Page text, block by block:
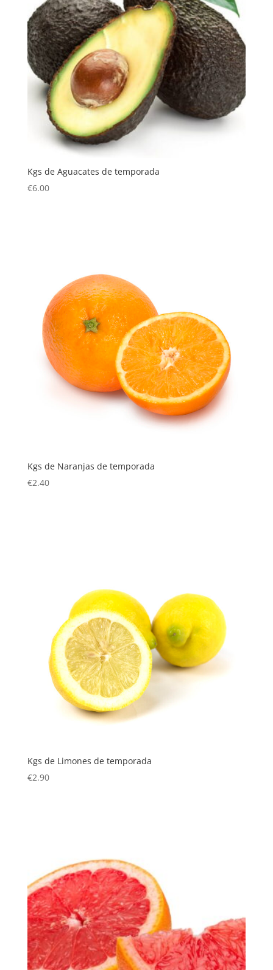
Kgs de Aguacates de temporada
€6.00
Kgs de Naranjas de temporada
€2.40
Kgs de Limones de temporada
€2.90